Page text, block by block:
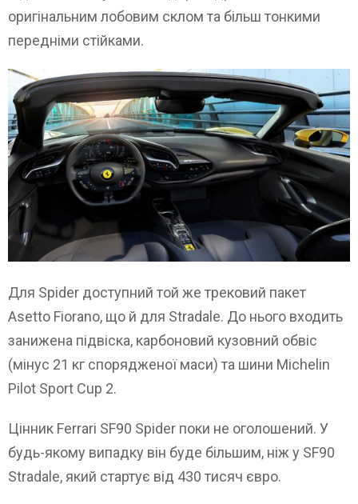
оригінальним лобовим склом та більш тонкими
передніми стійками.
Для Spider доступний той же трековий пакет
Asetto Fiorano, що й для Stradale. До нього входить
занижена підвіска, карбоновий кузовний обвіс
(мінус 21 кг спорядженої маси) та шини Michelin
Pilot Sport Cup 2.
Цінник Ferrari SF90 Spider поки не оголошений. У
будь-якому випадку він буде більшим, ніж у SF90
Stradale, який стартує від 430 тисяч євро.